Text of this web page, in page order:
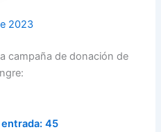
2023
campaña de donación de
45